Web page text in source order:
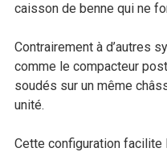
caisson de benne qui ne
Contrairement à d’autres
comme le compacteur
soudés sur un même
unité.
Cette configuration facilite